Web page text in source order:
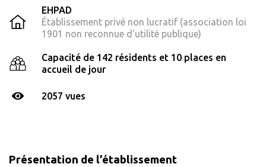
EHPAD
Établissement privé non lucratif (association loi
1901 non reconnue d'utilité publique)
Capacité de 142 résidents et 10 places en
accueil de jour
2057 vues
Présentation de l’établissement